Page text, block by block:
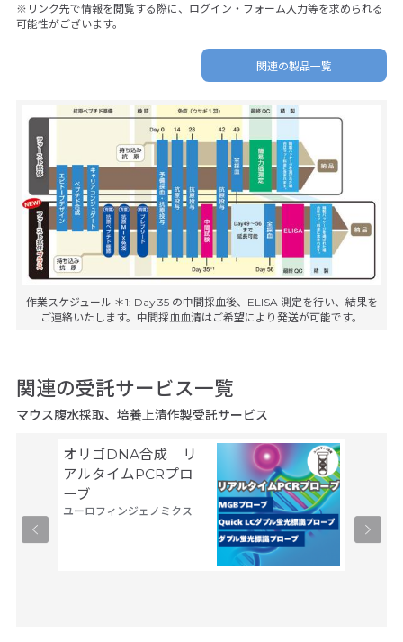
※リンク先で情報を閲覧する際に、ログイン・フォーム入力等を求められる
可能性がございます。
関連の製品一覧
作業スケジュール ＊1: Day 35 の中間採血後、ELISA 測定を行い、結果を
ご連絡いたします。中間採血血清はご希望により発送が可能です。
関連の受託サービス一覧
マウス腹水採取、培養上清作製受託サービス
オリゴDNA合成 リ
アルタイムPCRプロ
ーブ
ユーロフィンジェノミクス